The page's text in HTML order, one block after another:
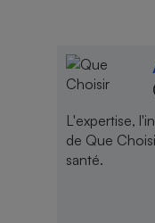
L'expertise,
de Que
santé.